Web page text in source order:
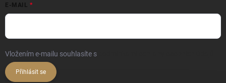
E-MAIL
Vložením e-mailu souhlasíte s
Přihlásit se